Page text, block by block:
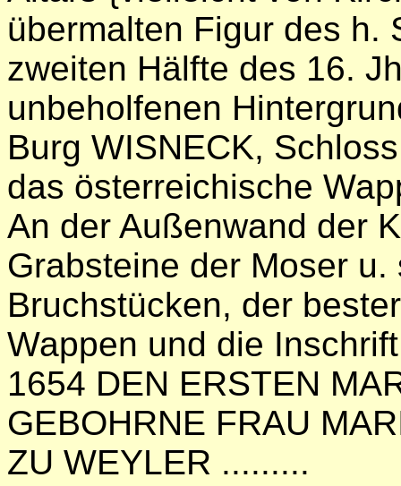
übermalten Figur des h.
zweiten Hälfte des 16.
unbeholfenen
Burg WISNECK,
das österreichische
An der Außenwand der
Grabsteine der Moser
Bruchstücken, der
Wappen und die
1654 DEN ERSTEN
GEBOHRNE FRAU
ZU WEYLER .........